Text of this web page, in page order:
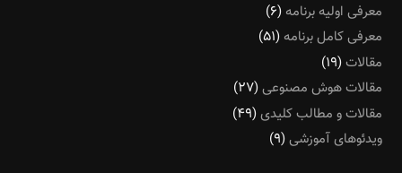
معرفی اولیه برنامه (۶)
معرفی کامل برنامه (۵۱)
مقالات(۱۹)
مقالات هوش مصنوعی(۲۷)
مقالات و مطالب کلیدی(۴۹)
ویدئوهای آموزشی(۹)